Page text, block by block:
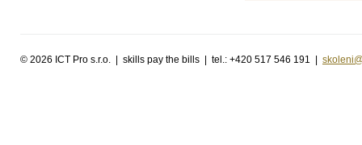
© 2026 ICT Pro s.r.o. | skills pay the bills | tel.: +420 517 546 191 |